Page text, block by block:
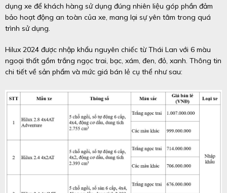
dụng xe để khách hàng sử dụng đúng nhiên liệu góp phần đảm
bảo hoạt động an toàn của xe, mang lại sự yên tâm trong quá
trình sử dụng.
Hilux 2024 được nhập khẩu nguyên chiếc từ Thái Lan với 6 màu
ngoại thất gồm trắng ngọc trai, bạc, xám, đen, đỏ, xanh. Thông tin
chi tiết về sản phẩm và mức giá bán lẻ cụ thể như sau: